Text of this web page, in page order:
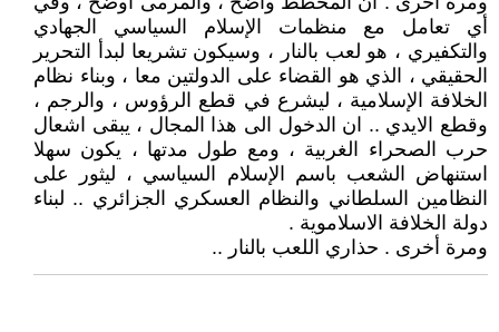
أي تعامل مع منظمات الإسلام السياسي الجهادي
والتكفيري ، هو لعب بالنار ، وسيكون تشريعا لبدأ التحرير
الحقيقي ، الذي هو القضاء على الدولتين معا ، وبناء نظام
الخلافة الإسلامية ، ليشرع في قطع الرؤوس ، والرجم ،
وقطع الايدي .. ان الدخول الى هذا المجال ، يبقى اشعال
حرب الصحراء الغربية ، ومع طول مدتها ، يكون سهلا
استنهاض الشعب باسم الإسلام السياسي ، ليثور على
النظامين السلطاني والنظام العسكري الجزائري .. لبناء
دولة الخلافة الاسلاموية .
ومرة أخرى . حذاري اللعب بالنار ..